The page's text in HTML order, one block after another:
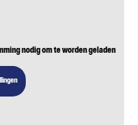
nodig om te worden geladen